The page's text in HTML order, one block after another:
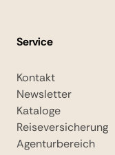
Service
Kontakt
Newsletter
Kataloge
Reiseversicherung
Agenturbereich